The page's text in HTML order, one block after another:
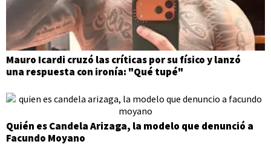
Mauro Icardi cruzó las críticas por su físico y lanzó
una respuesta con ironía: "Qué tupé"
Quién es Candela Arizaga, la modelo que denunció a
Facundo Moyano